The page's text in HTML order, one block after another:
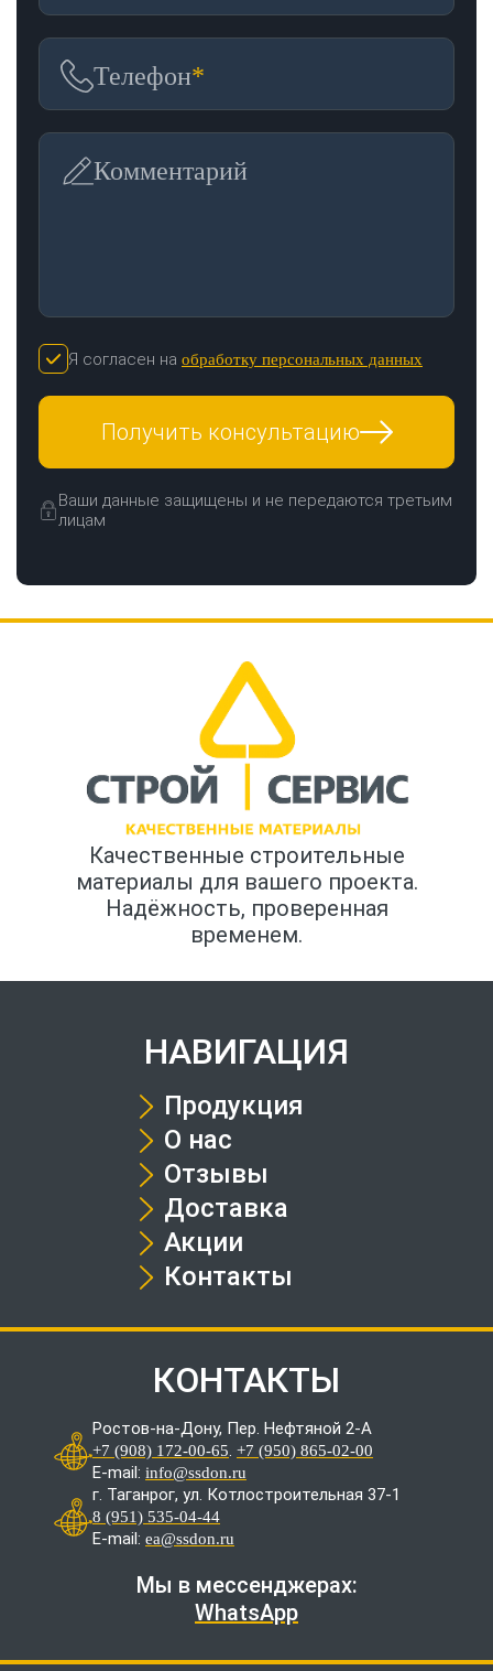
Телефон*
Комментарий
Я согласен на обработку персональных данных
Получить консультацию
Ваши данные защищены и не передаются третьим
лицам
Качественные строительные
материалы для вашего проекта.
Надёжность, проверенная
временем.
НАВИГАЦИЯ
Продукция
О нас
Отзывы
Доставка
Акции
Контакты
КОНТАКТЫ
Ростов-на-Дону, Пер. Нефтяной 2-А
+7 (908) 172-00-65. +7 (950) 865-02-00
E-mail: info@ssdon.ru
г. Таганрог, ул. Котлостроительная 37-1
8 (951) 535-04-44
E-mail: ea@ssdon.ru
Мы в мессенджерах:
WhatsApp